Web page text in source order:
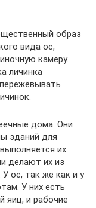
образ
вида ос,
камеру.
личинка
дома. Они
зданий для
их
делают их из
ос, так же как и у
У них есть
яиц, и рабочие